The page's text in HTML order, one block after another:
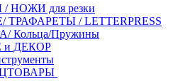
для резки
/ LETTERPRESS
Кольца/Пружины
и ДЕКОР